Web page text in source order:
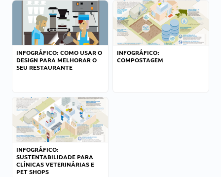
INFOGRÁFICO: COMO USAR O
DESIGN PARA MELHORAR O
SEU RESTAURANTE
INFOGRÁFICO:
COMPOSTAGEM
INFOGRÁFICO:
SUSTENTABILIDADE PARA
CLÍNICAS VETERINÁRIAS E
PET SHOPS